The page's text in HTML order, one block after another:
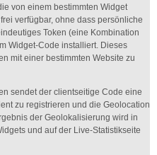
von einem bestimmten Widget
verfügbar, ohne dass persönliche
Token (eine Kombination
Widget-Code installiert. Dieses
mit einer bestimmten Website zu
sendet der clientseitige Code eine
zu registrieren und die Geolocation
der Geolokalisierung wird in
und auf der Live-Statistikseite